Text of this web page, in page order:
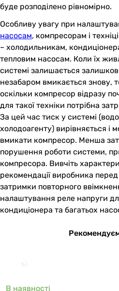
буде розподілено рівномірно.
Особливу увагу при
насосам, компресорам і
– холодильникам,
тепловим насосам. Коли їх
системі залишається
незабаром вмикається знову,
оскільки компресор відразу
для такої техніки потрібна
За цей час тиск у системі
холодоагенту) вирівняється і
вмикати компресор. Менша
порушення роботи системи,
компресора. Вивчіть
рекомендації виробника
затримки повторного
налаштування реле напруги
кондиціонера та багатьох
В наявності